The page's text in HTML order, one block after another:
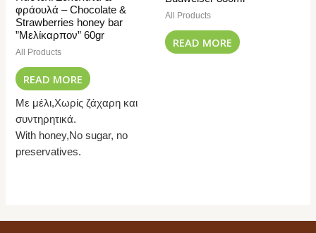
φράουλά – Chocolate &
Strawberries honey bar
”Μελίκαρπον” 60gr
All Products
READ MORE
Με μέλι,Χωρίς ζάχαρη και
συντηρητικά.
With honey,No sugar, no
preservatives.
All Products
READ MORE